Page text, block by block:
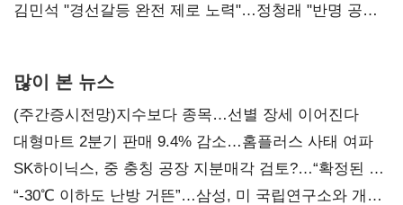
다툼 격화
김민석 "경선갈등 완전 제로 노력"…정청래 "반명 공세
많이 본 뉴스
(주간증시전망)지수보다 종목…선별 장세 이어진다
대형마트 2분기 판매 9.4% 감소…홈플러스 사태 여파
SK하이닉스, 중 충칭 공장 지분매각 검토?…“확정된 바
없어”
“-30℃ 이하도 난방 거뜬”…삼성, 미 국립연구소와 개발